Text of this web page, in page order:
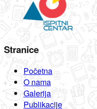
Stranice
Početna
O nama
Galerija
Publikacije